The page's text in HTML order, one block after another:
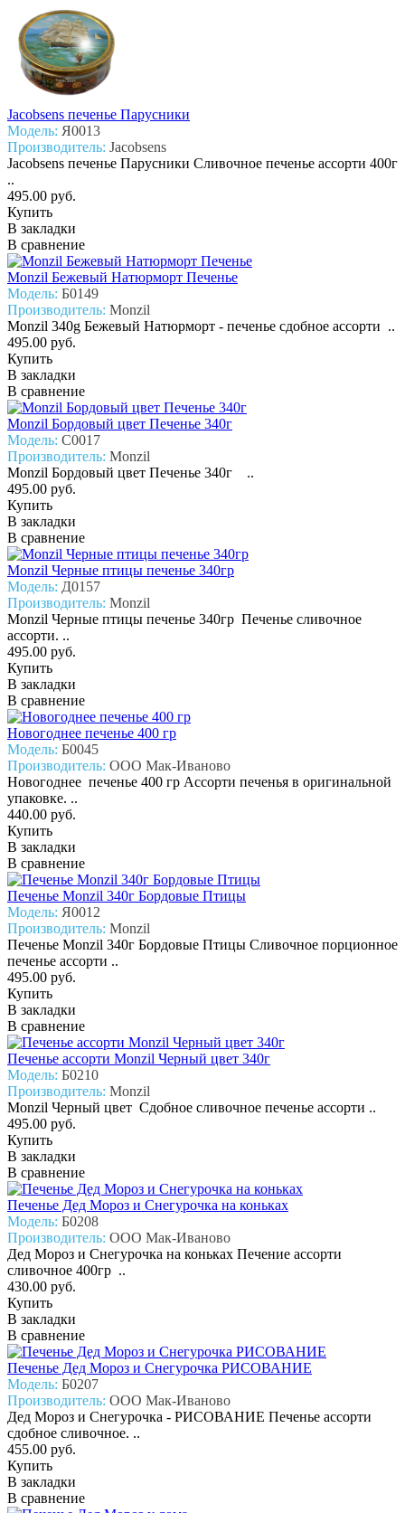
Jacobsens печенье Парусники
Модель: Я0013
Производитель: Jacobsens
Jacobsens печенье Парусники Сливочное печенье ассорти 400г
..
495.00 руб.
Купить
В закладки
В сравнение
Monzil Бежевый Натюрморт Печенье
Модель: Б0149
Производитель: Monzil
Monzil 340g Бежевый Натюрморт - печенье сдобное ассорти ..
495.00 руб.
Купить
В закладки
В сравнение
Monzil Бордовый цвет Печенье 340г
Модель: С0017
Производитель: Monzil
Monzil Бордовый цвет Печенье 340г ..
495.00 руб.
Купить
В закладки
В сравнение
Monzil Черные птицы печенье 340гр
Модель: Д0157
Производитель: Monzil
Monzil Черные птицы печенье 340гр Печенье сливочное
ассорти. ..
495.00 руб.
Купить
В закладки
В сравнение
Новогоднее печенье 400 гр
Модель: Б0045
Производитель: ООО Мак-Иваново
Новогоднее печенье 400 гр Ассорти печенья в оригинальной
упаковке. ..
440.00 руб.
Купить
В закладки
В сравнение
Печенье Monzil 340г Бордовые Птицы
Модель: Я0012
Производитель: Monzil
Печенье Monzil 340г Бордовые Птицы Сливочное порционное
печенье ассорти ..
495.00 руб.
Купить
В закладки
В сравнение
Печенье ассорти Monzil Черный цвет 340г
Модель: Б0210
Производитель: Monzil
Monzil Черный цвет Сдобное сливочное печенье ассорти ..
495.00 руб.
Купить
В закладки
В сравнение
Печенье Дед Мороз и Снегурочка на коньках
Модель: Б0208
Производитель: ООО Мак-Иваново
Дед Мороз и Снегурочка на коньках Печение ассорти
сливочное 400гр ..
430.00 руб.
Купить
В закладки
В сравнение
Печенье Дед Мороз и Снегурочка РИСОВАНИЕ
Модель: Б0207
Производитель: ООО Мак-Иваново
Дед Мороз и Снегурочка - РИСОВАНИЕ Печенье ассорти
сдобное сливочное. ..
455.00 руб.
Купить
В закладки
В сравнение